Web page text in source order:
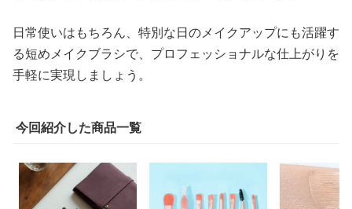
日常使いはもちろん、特別な日のメイクアップにも活躍す
る短めメイクブラシで、プロフェッショナルな仕上がりを
手軽に実現しましょう。
今回紹介した商品一覧